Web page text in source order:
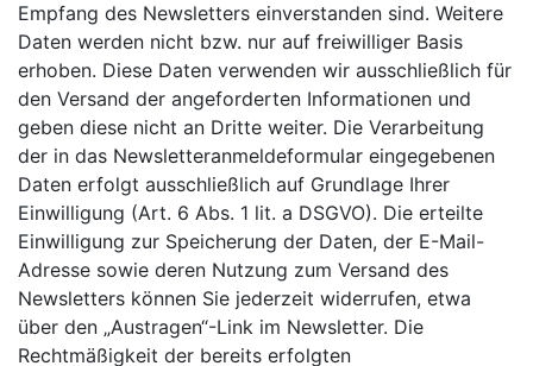
Empfang des Newsletters einverstanden sind. Weitere
Daten werden nicht bzw. nur auf freiwilliger Basis
erhoben. Diese Daten verwenden wir ausschließlich für
den Versand der angeforderten Informationen und
geben diese nicht an Dritte weiter. Die Verarbeitung
der in das Newsletteranmeldeformular eingegebenen
Daten erfolgt ausschließlich auf Grundlage Ihrer
Einwilligung (Art. 6 Abs. 1 lit. a DSGVO). Die erteilte
Einwilligung zur Speicherung der Daten, der E-Mail-
Adresse sowie deren Nutzung zum Versand des
Newsletters können Sie jederzeit widerrufen, etwa
über den „Austragen“-Link im Newsletter. Die
Rechtmäßigkeit der bereits erfolgten